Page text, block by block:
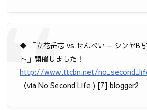
◆ 「立花岳志 vs せんべい — シンヤB
ト」開催しました！
http://www.ttcbn.net/
（via No Second Life ) [7] blogger2